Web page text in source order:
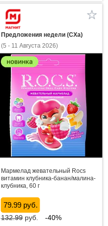
Предложения недели (СХа)
(5 - 11 Августа 2026)
Мармелад жевательный Rocs
витамин клубника-банан/малина-
клубника, 60 г
79.99 руб.
132.99руб. -40%